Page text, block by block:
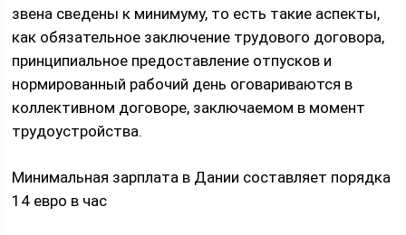
звена сведены к минимуму, то есть такие аспекты,
как обязательное заключение трудового договора,
принципиальное предоставление отпусков и
нормированный рабочий день оговариваются в
коллективном договоре, заключаемом в момент
трудоустройства.
Минимальная зарплата в Дании составляет порядка
14 евро в час